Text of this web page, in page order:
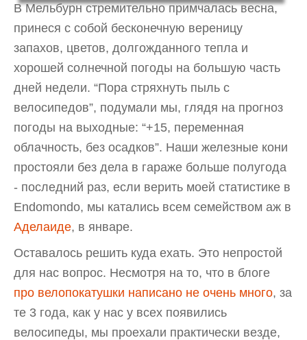
В Мельбурн стремительно примчалась весна,
принеся с собой бесконечную вереницу
запахов, цветов, долгожданного тепла и
хорошей солнечной погоды на большую часть
дней недели. “Пора стряхнуть пыль с
велосипедов”, подумали мы, глядя на прогноз
погоды на выходные: “+15, переменная
облачность, без осадков”. Наши железные кони
простояли без дела в гараже больше полугода
- последний раз, если верить моей статистике в
Endomondo, мы катались всем семейством аж в
Аделаиде, в январе.
Оставалось решить куда ехать. Это непростой
для нас вопрос. Несмотря на то, что в блоге
про велопокатушки написано не очень много, за
те 3 года, как у нас у всех появились
велосипеды, мы проехали практически везде,